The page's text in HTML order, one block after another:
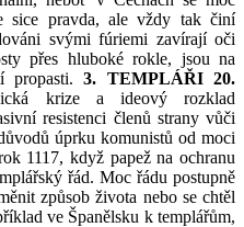
sice pravda, ale vždy tak činí
svými fúriemi zavírají oči
přes hluboké rokle, jsou na
propasti.3. TEMPLÁŘI 20.
krize a ideový rozklad
resistenci členů strany vůči
úprku komunistů od moci
1117, když papež na ochranu
řád. Moc řádu postupně
způsob života nebo se chtěl
ve Španělsku k templářům,